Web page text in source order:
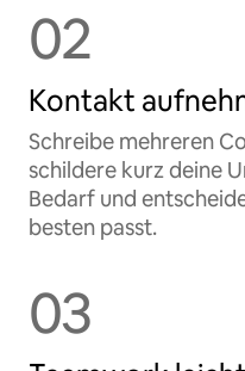
02
Kontakt
Schreibe mehreren
schildere kurz deine
Bedarf und
besten passt.
03